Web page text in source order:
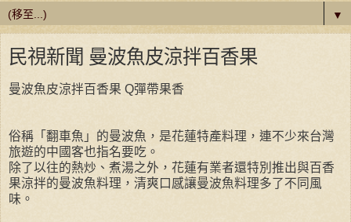
▼
民視新聞 曼波魚皮涼拌百香果
曼波魚皮涼拌百香果 Q彈帶果香
俗稱「翻車魚」的曼波魚，是花蓮特產料理，連不少來台灣
旅遊的中國客也指名要吃。
除了以往的熱炒、煮湯之外，花蓮有業者還特別推出與百香
果涼拌的曼波魚料理，清爽口感讓曼波魚料理多了不同風
味。